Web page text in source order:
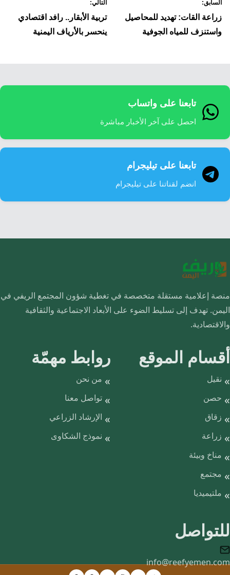
المقالات
السابق:
زراعة القات: تهديد للمحاصيل
واستنزف للمياه الجوفية
التالي:
تربية الأبقار.. رافد اقتصادي
ينحسر بالأرياف اليمنية
تابعنا على واتساب
احصل على آخر الأخبار مباشرة
تابعنا على تيليجرام
انضم لقناتنا على تيليجرام
منصة إعلامية مستقلة متخصصة في تغطية شؤون المجتمع الريفي في
اليمن. تهدف إلى تسليط الضوء على الأبعاد الاجتماعية والثقافية
والاقتصادية.
أقسام الموقع
نقيل
حصن
زقاق
زراعة
مناخ وبيئة
مجتمع
ملتيميديا
روابط مهمّة
من نحن
تواصل معنا
الإرشاد الزراعي
نموذج الشكاوى
للتواصل
info@reefyemen.com